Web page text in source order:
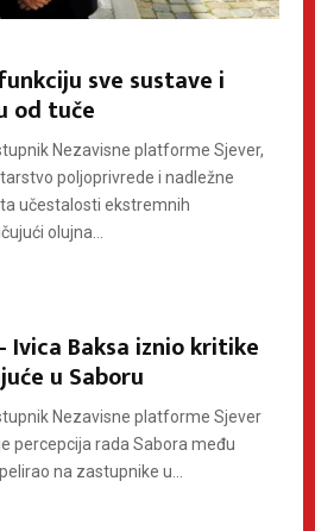
sve sustave i
od tuče
Nezavisne platforme Sjever,
poljoprivrede i nadležne
učestalosti ekstremnih
olujna...
– Ivica Baksa iznio kritike
u Saboru
Nezavisne platforme Sjever
percepcija rada Sabora među
na zastupnike u...